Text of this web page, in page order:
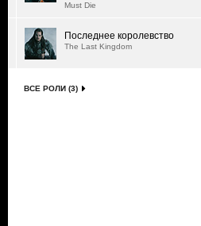
Must Die
Последнее королевство
The Last Kingdom
ВСЕ РОЛИ (3)